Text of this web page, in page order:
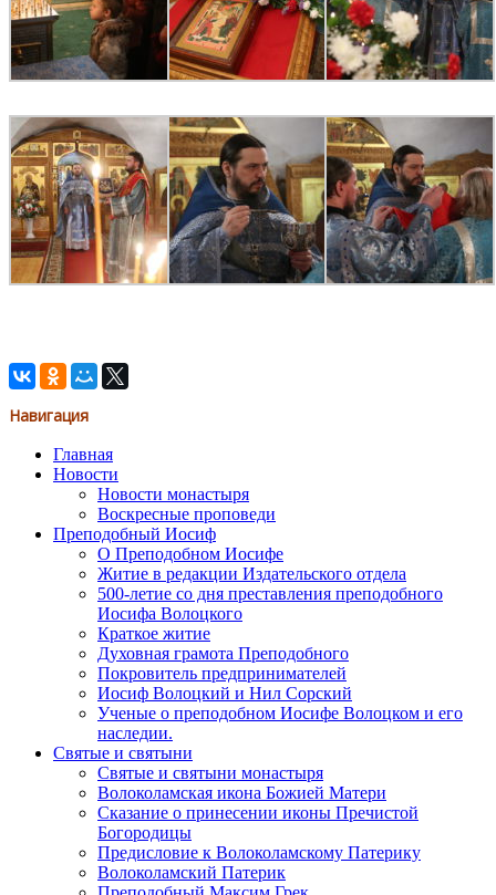
Навигация
Главная
Новости
Новости монастыря
Воскресные проповеди
Преподобный Иосиф
О Преподобном Иосифе
Житие в редакции Издательского отдела
500-летие со дня преставления преподобного
Иосифа Волоцкого
Краткое житие
Духовная грамота Преподобного
Покровитель предпринимателей
Иосиф Волоцкий и Нил Сорский
Ученые о преподобном Иосифе Волоцком и его
наследии.
Святые и святыни
Святые и святыни монастыря
Волоколамская икона Божией Матери
Сказание о принесении иконы Пречистой
Богородицы
Предисловие к Волоколамскому Патерику
Волоколамский Патерик